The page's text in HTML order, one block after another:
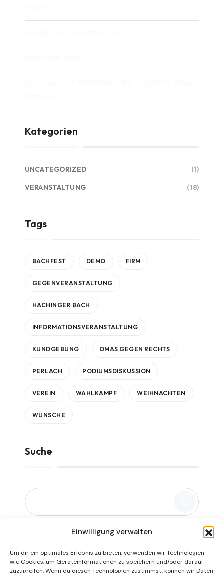
Einwilligung verwalten
Um dir ein optimales Erlebnis zu bieten, verwenden wir Technologien
wie Cookies, um Geräteinformationen zu speichern und/oder darauf
zuzugreifen. Wenn du diesen Technologien zustimmst, können wir Daten
Kategorien
UNCATEGORIZED
(1)
VERANSTALTUNG
(18)
Tags
BACHFEST DEMO FIRM
GEGENVERANSTALTUNG
HACHINGER BACH
INFORMATIONSVERANSTALTUNG
KUNDGEBUNG OMAS GEGEN RECHTS
PERLACH PODIUMSDISKUSSION
VEREIN WAHLKAMPF WEIHNACHTEN
WÜNSCHE
Suche